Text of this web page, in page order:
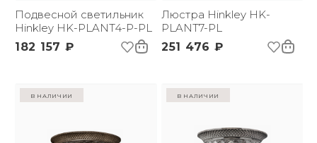
Подвесной светильник
Hinkley HK-PLANT4-P-PL
182 157 ₽
Люстра Hinkley HK-
PLANT7-PL
251 476 ₽
в наличии в наличии